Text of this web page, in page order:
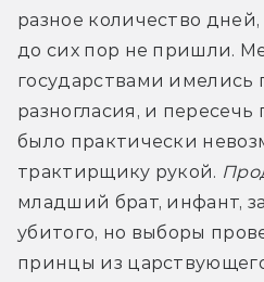
разное количество
до сих пор не пришли.
государствами имелись
разногласия, и
было практически
трактирщику рукой.
младший брат, инфант,
убитого, но выборы
принцы из